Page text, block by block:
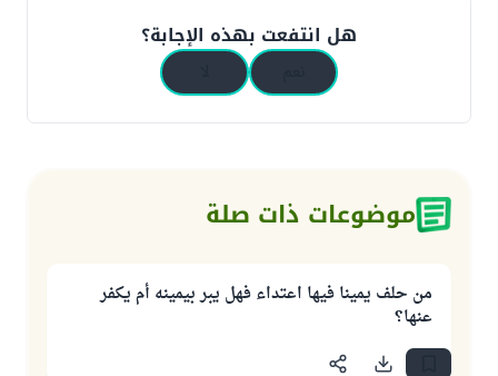
هل انتفعت بهذه الإجابة؟
موضوعات ذات صلة
من حلف يمينا فيها اعتداء فهل يبر بيمينه أم يكفر
عنها؟